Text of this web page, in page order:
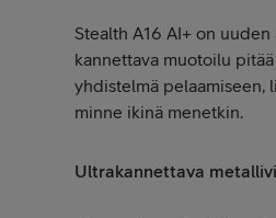
Stealth A16 AI+ on
kannettava muotoilu
yhdistelmä pelaamiseen,
minne ikinä menetkin.
Ultrakannettava